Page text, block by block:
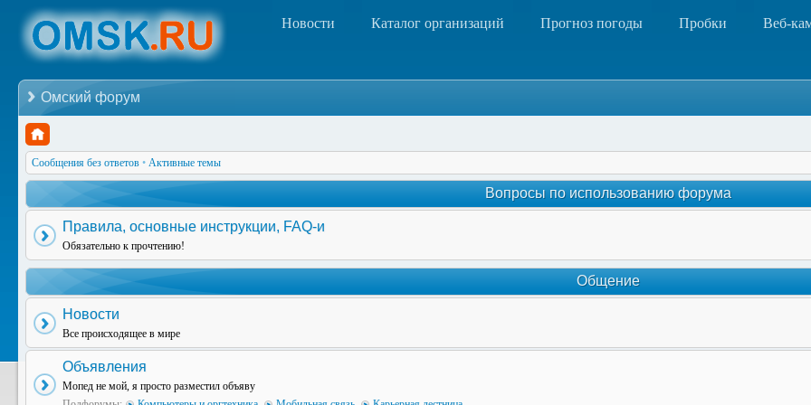
Новости Каталог организаций Прогноз погоды Пробки Веб-
Омский форум
Сообщения без ответов • Активные темы
Вопросы по использованию форума
Правила, основные инструкции, FAQ-и
Обязательно к прочтению!
Общение
Новости
Все происходящее в мире
Объявления
Мопед не мой, я просто разместил объяву